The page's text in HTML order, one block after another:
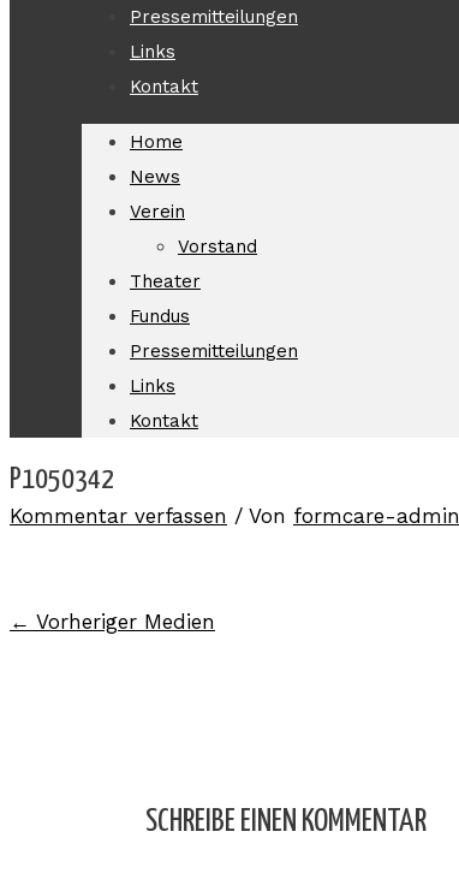
Pressemitteilungen
Links
Kontakt
Home
News
Verein
Vorstand
Theater
Fundus
Pressemitteilungen
Links
Kontakt
P1050342
Kommentar verfassen / Von formcare-admin
← Vorheriger Medien
SCHREIBE EINEN KOMMENTAR